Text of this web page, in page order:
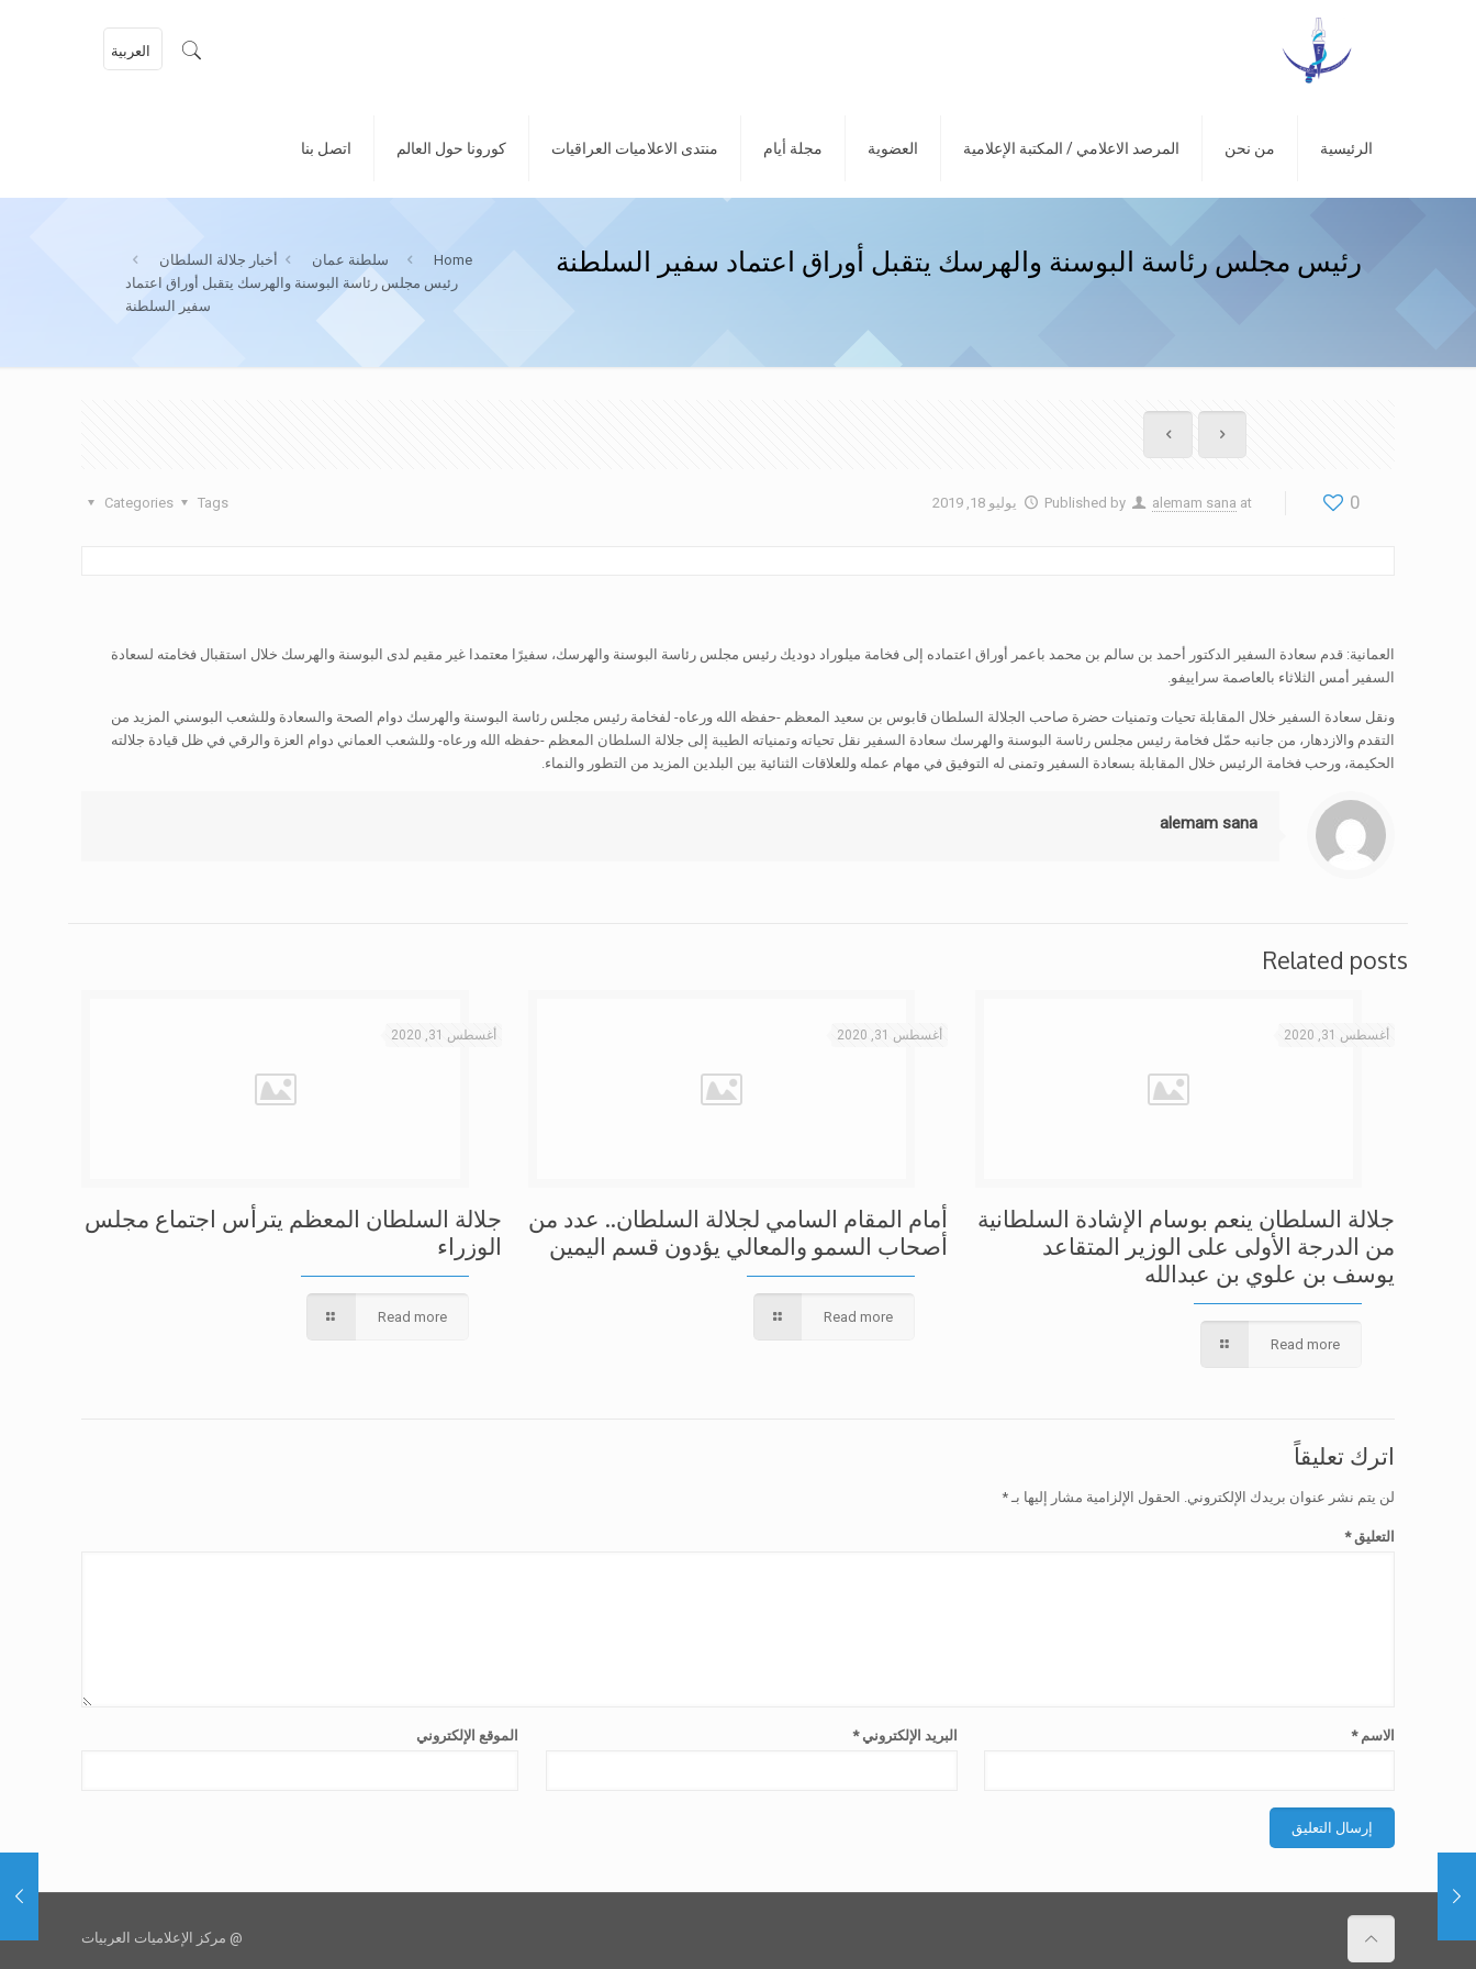
الرئيسية من نحن المرصد الاعلامي / المكتبة الإعلامية العضوية مجلة أيام منتدى الاعلاميات العراقيات كورونا حول العالم اتصل بنا
العربية
رئيس مجلس رئاسة البوسنة والهرسك يتقبل أوراق اعتماد سفير السلطنة Home سلطنة عمان
أخبار جلالة السلطان
رئيس مجلس رئاسة البوسنة والهرسك يتقبل أوراق اعتماد
سفير السلطنة
0
Published by alemam sana at يوليو 18, 2019 Categories Tags
العمانية: قدم سعادة السفير الدكتور أحمد بن سالم بن محمد باعمر أوراق اعتماده إلى فخامة ميلوراد دوديك رئيس مجلس رئاسة البوسنة والهرسك، سفيرًا معتمدا غير مقيم لدى البوسنة والهرسك خلال استقبال فخامته لسعادة
السفير أمس الثلاثاء بالعاصمة سراييفو.
ونقل سعادة السفير خلال المقابلة تحيات وتمنيات حضرة صاحب الجلالة السلطان قابوس بن سعيد المعظم -حفظه الله ورعاه- لفخامة رئيس مجلس رئاسة البوسنة والهرسك دوام الصحة والسعادة وللشعب البوسني المزيد من
التقدم والازدهار، من جانبه حمّل فخامة رئيس مجلس رئاسة البوسنة والهرسك سعادة السفير نقل تحياته وتمنياته الطيبة إلى جلالة السلطان المعظم -حفظه الله ورعاه- وللشعب العماني دوام العزة والرقي في ظل قيادة جلالته
الحكيمة، ورحب فخامة الرئيس خلال المقابلة بسعادة السفير وتمنى له التوفيق في مهام عمله وللعلاقات الثنائية بين البلدين المزيد من التطور والنماء.
alemam sana
Related posts
أغسطس 31, 2020
جلالة السلطان ينعم بوسام الإشادة السلطانية
من الدرجة الأولى على الوزير المتقاعد
يوسف بن علوي بن عبدالله
Read more
أغسطس 31, 2020
أمام المقام السامي لجلالة السلطان.. عدد من
أصحاب السمو والمعالي يؤدون قسم اليمين
Read more
أغسطس 31, 2020
جلالة السلطان المعظم يترأس اجتماع مجلس
الوزراء
Read more
اترك تعليقاً
لن يتم نشر عنوان بريدك الإلكتروني. الحقول الإلزامية مشار إليها بـ*
التعليق*
الاسم* البريد الإلكتروني* الموقع الإلكتروني
@ مركز الإعلاميات العربيات